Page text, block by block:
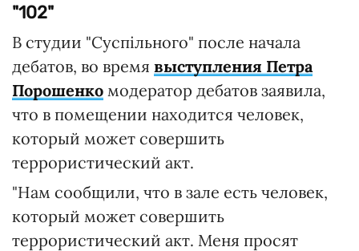
"102"
В студии "Суспільного" после начала
дебатов, во время выступления Петра
Порошенко модератор дебатов заявила,
что в помещении находится человек,
который может совершить
террористический акт.
"Нам сообщили, что в зале есть человек,
который может совершить
террористический акт. Меня просят